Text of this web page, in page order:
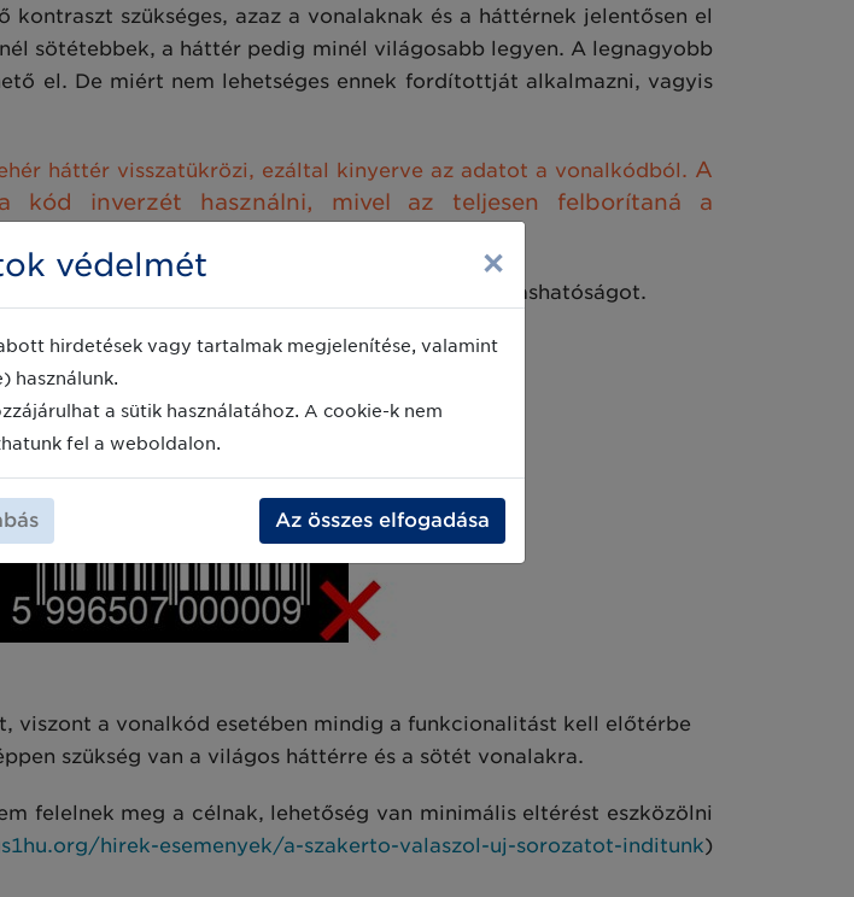
szükséges, azaz a vonalaknak és a háttérnek jelentősen el
sötétebbek, a háttér pedig minél világosabb legyen. A legnagyobb
el. De miért nem lehetséges ennek fordítottját alkalmazni, vagyis
háttér visszatükrözi, ezáltal kinyerve az adatot a vonalkódból. A
kód inverzét használni, mivel az teljesen felborítaná a
válna a kód.
sem ajánlott, mivel ez erősen befolyásolja az olvashatóságot.
viszont a vonalkód esetében mindig a funkcionalitást kell előtérbe
szükség van a világos háttérre és a sötét vonalakra.
felelnek meg a célnak, lehetőség van minimális eltérést eszközölni
hirek-esemenyek/a-szakerto-valaszol-uj-sorozatot-inditunk)
védelmét ×
hirdetések vagy tartalmak megjelenítése, valamint
használunk.
a sütik használatához. A cookie-k nem
fel a weboldalon.
Az összes elfogadása